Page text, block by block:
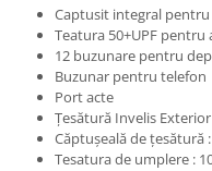
Debitare gresie / faianta
Echipamente atelier
Fierastraie si topoare
Gletiere , spacluri si
Pensule si trafaleti
Captusit integral
Teatura 50+UPF pentru
12 buzunare pentru
Buzunar pentru telefon
Port acte
Țesătură Invelis
Căptușeală de țesătură
Tesatura de umplere :